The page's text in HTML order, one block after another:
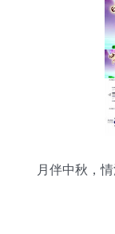
月伴中秋，